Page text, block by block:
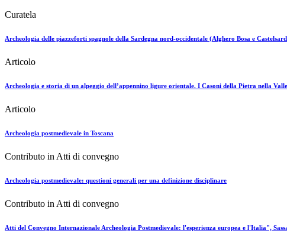
Curatela
Archeologia delle piazzeforti spagnole della Sardegna nord-occidentale (Alghero Bosa e
Articolo
Archeologia e storia di un alpeggio dell’appennino ligure orientale. I Casoni della Pietra nella
Articolo
Archeologia postmedievale in Toscana
Contributo in Atti di convegno
Archeologia postmedievale: questioni generali per una definizione disciplinare
Contributo in Atti di convegno
Atti del Convegno Internazionale Archeologia Postmedievale: l'esperienza europea e l'Italia",